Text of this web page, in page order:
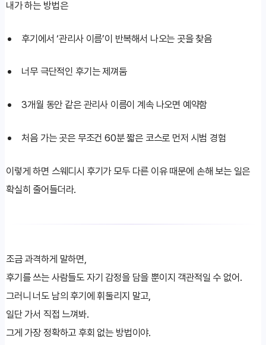
내가 하는 방법은
후기에서 ‘관리사 이름’이 반복해서 나오는 곳을 찾음
너무 극단적인 후기는 제껴둠
3개월 동안 같은 관리사 이름이 계속 나오면 예약함
처음 가는 곳은 무조건 60분 짧은 코스로 먼저 시범 경험
이렇게 하면 스웨디시 후기가 모두 다른 이유 때문에 손해 보는 일은
확실히 줄어들더라.
조금 과격하게 말하면,
후기를 쓰는 사람들도 자기 감정을 담을 뿐이지 객관적일 수 없어.
그러니 너도 남의 후기에 휘둘리지 말고,
일단 가서 직접 느껴봐.
그게 가장 정확하고 후회 없는 방법이야.